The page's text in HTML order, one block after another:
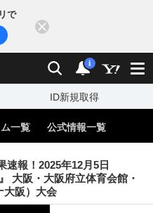
で
検索 通知
i
ID新規取得
一覧 公式情報一覧
速報！2025年12月5日
大阪・大阪府立体育会館・
大阪）大会